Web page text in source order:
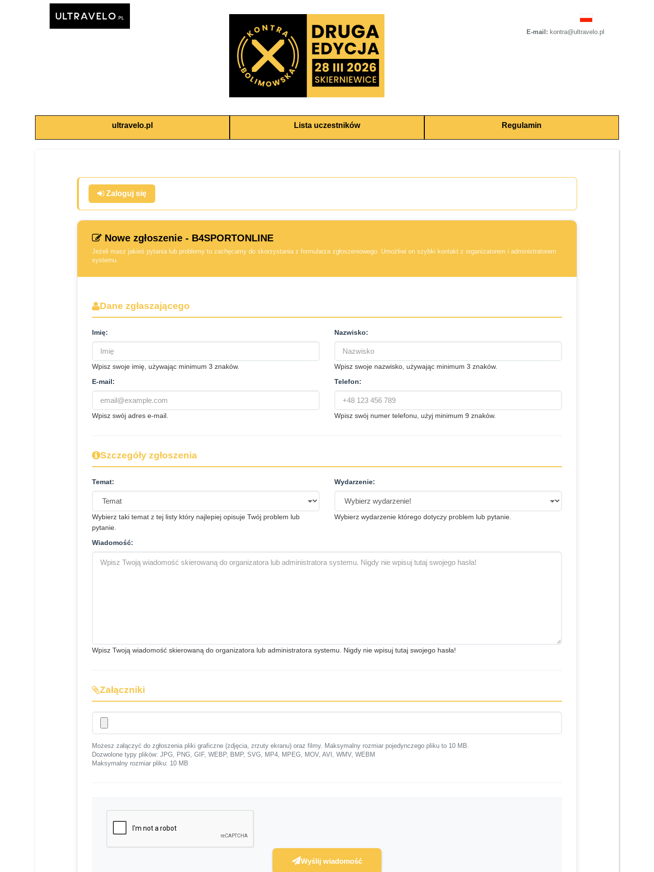
E-mail: kontra@ultravelo.pl
ultravelo.pl Lista uczestników Regulamin
Zaloguj się
Nowe zgłoszenie - B4SPORTONLINE
Jeżeli masz jakieś pytania lub problemy to zachęcamy do skorzystania z formularza zgłoszeniowego. Umożliwi on szybki kontakt z organizatorem i administratorem
systemu.
Dane zgłaszającego
Imię:
Wpisz swoje imię, używając minimum 3 znaków.
Nazwisko:
Wpisz swoje nazwisko, używając minimum 3 znaków.
E-mail:
Wpisz swój adres e-mail.
Telefon:
Wpisz swój numer telefonu, użyj minimum 9 znaków.
Szczegóły zgłoszenia
Temat:
Wybierz taki temat z tej listy który najlepiej opisuje Twój problem lub
pytanie.
Wydarzenie:
Wybierz wydarzenie którego dotyczy problem lub pytanie.
Wiadomość:
Wpisz Twoją wiadomość skierowaną do organizatora lub administratora systemu. Nigdy nie wpisuj tutaj swojego hasła!
Załączniki
Możesz załączyć do zgłoszenia pliki graficzne (zdjęcia, zrzuty ekranu) oraz filmy. Maksymalny rozmiar pojedynczego pliku to 10 MB.
Dozwolone typy plików: JPG, PNG, GIF, WEBP, BMP, SVG, MP4, MPEG, MOV, AVI, WMV, WEBM
Maksymalny rozmiar pliku: 10 MB
Wyślij wiadomość